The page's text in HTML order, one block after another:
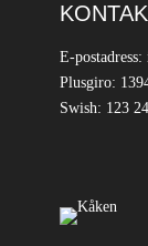
E-
Plusgiro:
Swish: 123